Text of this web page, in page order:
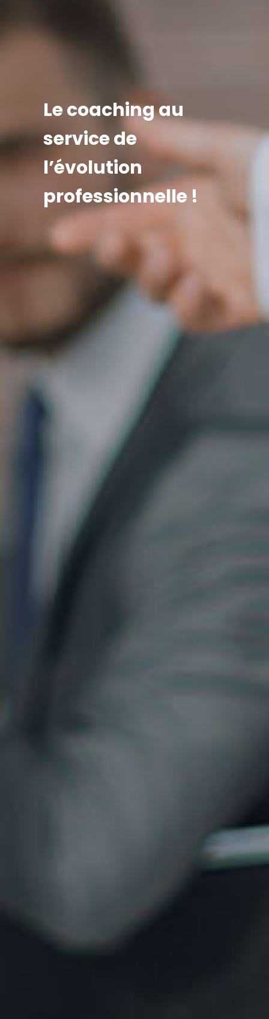
Le coaching au
service de
l’évolution
professionnelle !